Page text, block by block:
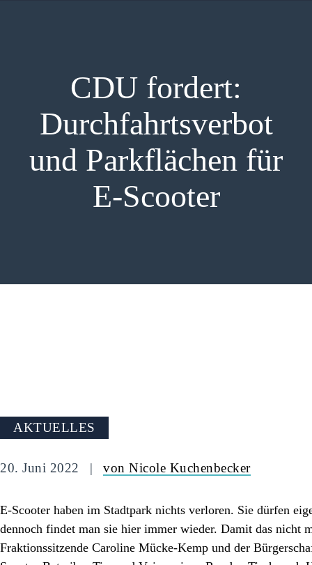
CDU fordert:
Durchfahrtsverbot
und Parkflächen für
E-Scooter
AKTUELLES
20. Juni 2022 von Nicole Kuchenbecker
E-Scooter haben im Stadtpark nichts verloren. Sie dürfen
dennoch findet man sie hier immer wieder. Damit das nicht
Fraktionssitzende Caroline Mücke-Kemp und der